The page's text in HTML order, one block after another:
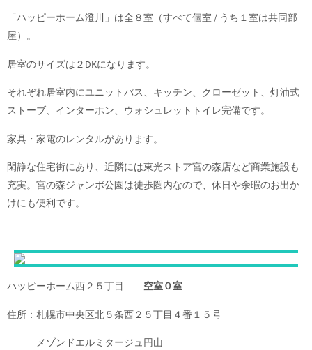
「ハッピーホーム澄川」は全８室（すべて個室 / うち１室は共同部
屋）。
居室のサイズは２DKになります。
それぞれ居室内にユニットバス、キッチン、クローゼット、灯油式
ストーブ、インターホン、ウォシュレットトイレ完備です。
家具・家電のレンタルがあります。
閑静な住宅街にあり、近隣には東光ストア宮の森店など商業施設も
充実。宮の森ジャンボ公園は徒歩圏内なので、休日や余暇のお出か
けにも便利です。
ハッピーホーム西２５丁目 空室０室
住所：札幌市中央区北５条西２５丁目４番１５号
メゾンドエルミタージュ円山